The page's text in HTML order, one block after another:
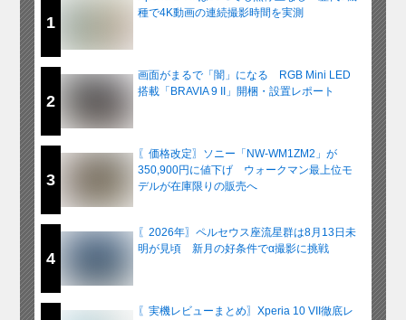
1
種で4K動画の連続撮影時間を実測
2
画面がまるで「闇」になる RGB Mini LED
搭載「BRAVIA 9 II」開梱・設置レポート
3
〖価格改定〗ソニー「NW-WM1ZM2」が
350,900円に値下げ ウォークマン最上位モ
デルが在庫限りの販売へ
4
〖2026年〗ペルセウス座流星群は8月13日未
明が見頃 新月の好条件でα撮影に挑戦
〖実機レビューまとめ〗Xperia 10 VII徹底レ